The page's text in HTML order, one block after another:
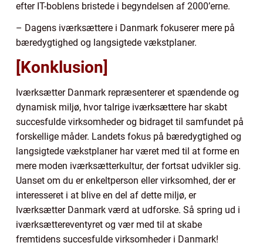
efter IT-boblens bristede i begyndelsen af 2000’erne.
– Dagens iværksættere i Danmark fokuserer mere på
bæredygtighed og langsigtede vækstplaner.
[Konklusion]
Iværksætter Danmark repræsenterer et spændende og
dynamisk miljø, hvor talrige iværksættere har skabt
succesfulde virksomheder og bidraget til samfundet på
forskellige måder. Landets fokus på bæredygtighed og
langsigtede vækstplaner har været med til at forme en
mere moden iværksætterkultur, der fortsat udvikler sig.
Uanset om du er enkeltperson eller virksomhed, der er
interesseret i at blive en del af dette miljø, er
Iværksætter Danmark værd at udforske. Så spring ud i
iværksættereventyret og vær med til at skabe
fremtidens succesfulde virksomheder i Danmark!